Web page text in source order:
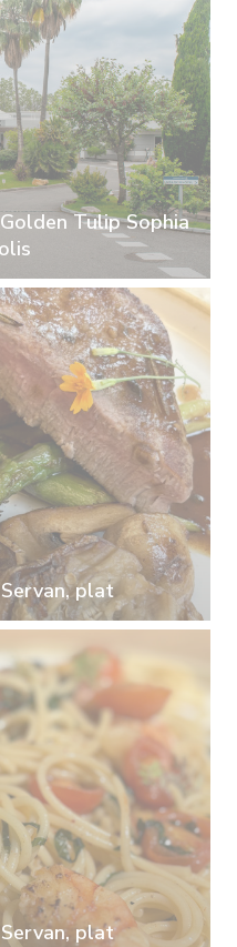
Tulip Sophia
plat
plat